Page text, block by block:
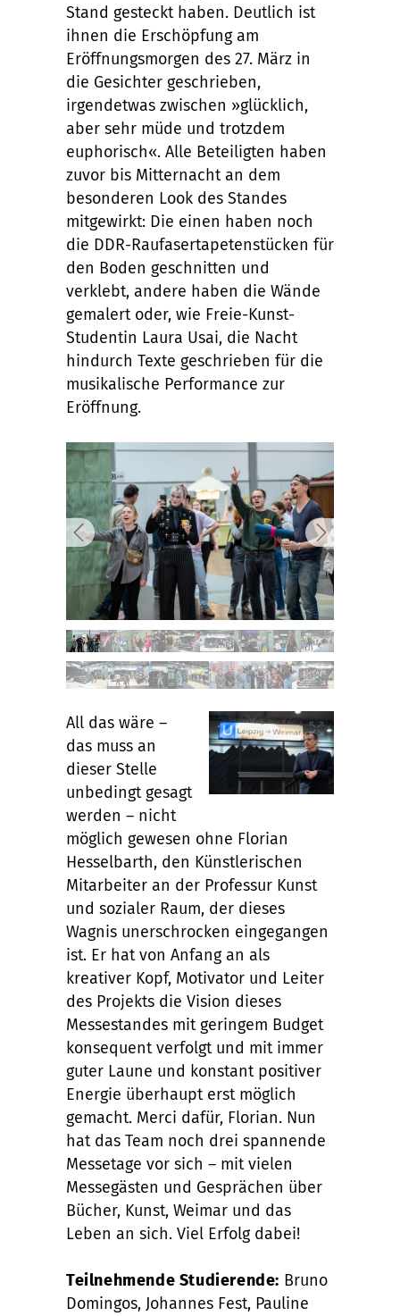
Stand gesteckt haben. Deutlich ist
ihnen die Erschöpfung am
Eröffnungsmorgen des 27. März in
die Gesichter geschrieben,
irgendetwas zwischen »glücklich,
aber sehr müde und trotzdem
euphorisch«. Alle Beteiligten haben
zuvor bis Mitternacht an dem
besonderen Look des Standes
mitgewirkt: Die einen haben noch
die DDR-Raufasertapetenstücken für
den Boden geschnitten und
verklebt, andere haben die Wände
gemalert oder, wie Freie-Kunst-
Studentin Laura Usai, die Nacht
hindurch Texte geschrieben für die
musikalische Performance zur
Eröffnung.
All das wäre –
das muss an
dieser Stelle
unbedingt gesagt
werden – nicht
möglich gewesen ohne Florian
Hesselbarth, den Künstlerischen
Mitarbeiter an der Professur Kunst
und sozialer Raum, der dieses
Wagnis unerschrocken eingegangen
ist. Er hat von Anfang an als
kreativer Kopf, Motivator und Leiter
des Projekts die Vision dieses
Messestandes mit geringem Budget
konsequent verfolgt und mit immer
guter Laune und konstant positiver
Energie überhaupt erst möglich
gemacht. Merci dafür, Florian. Nun
hat das Team noch drei spannende
Messetage vor sich – mit vielen
Messegästen und Gesprächen über
Bücher, Kunst, Weimar und das
Leben an sich. Viel Erfolg dabei!
Teilnehmende Studierende: Bruno
Domingos, Johannes Fest, Pauline